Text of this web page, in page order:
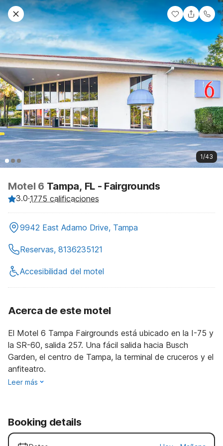
1/43
Motel 6 Tampa, FL - Fairgrounds
3.0·1775 calificaciones
9942 East Adamo Drive, Tampa
Reservas, 8136235121
Accesibilidad del motel
Acerca de este motel
El Motel 6 Tampa Fairgrounds está ubicado en la I-75 y
la SR-60, salida 257. Una fácil salida hacia Busch
Garden, el centro de Tampa, la terminal de cruceros y el
anfiteatro.
Leer más
Booking details